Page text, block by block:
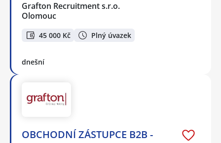
Grafton Recruitment s.r.o.
Olomouc
45 000 Kč Plný úvazek
dnešní
OBCHODNÍ ZÁSTUPCE B2B -